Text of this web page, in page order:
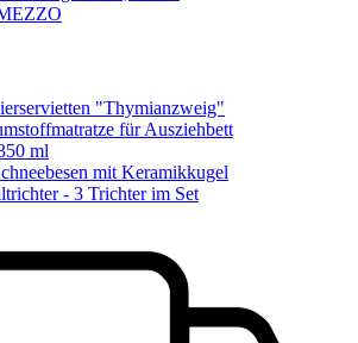
"Thymianzweig"
für Ausziehbett
ml
mit Keramikkugel
- 3 Trichter im Set